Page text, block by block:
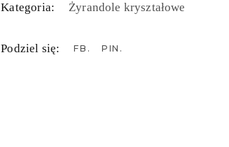
Kategoria: Żyrandole kryształowe
Podziel się: FB PIN